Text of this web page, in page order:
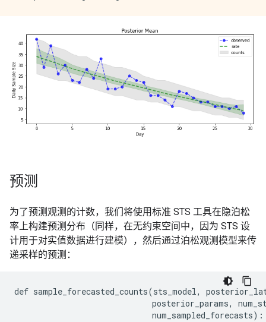
预测
为了预测观测的计数，我们将使用标准 STS 工具在隐泊松
率上构建预测分布（同样，在无约束空间中，因为 STS 设
计用于对实值数据进行建模），然后通过泊松观测模型来传
递采样的预测：
def sample_forecasted_counts(sts_model,
posterior_params,
num_sampled_forecasts):